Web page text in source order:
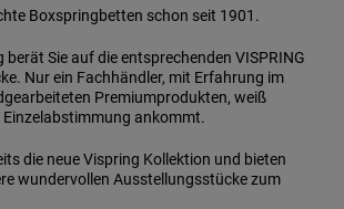
Boxspringbetten schon seit 1901.
Sie auf die entsprechenden VISPRING
Nur ein Fachhändler, mit Erfahrung im
Premiumprodukten, weiß
ankommt.
die neue Vispring Kollektion und bieten
wundervollen Ausstellungsstücke zum